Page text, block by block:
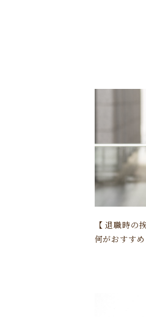
【 退職時の
何がおすすめ